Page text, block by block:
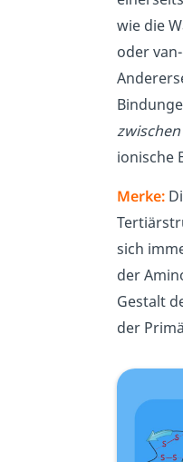
wie die
oder
ionische
Merke:
sich
der
Gestalt
der